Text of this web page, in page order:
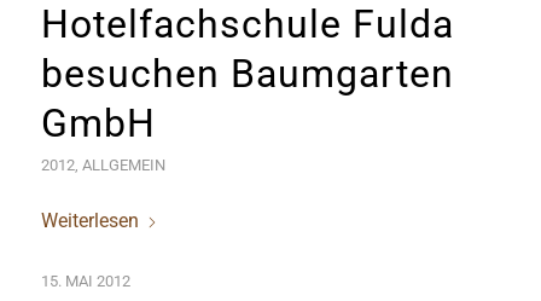
Hotelfachschule Fulda
besuchen Baumgarten
GmbH
2012, ALLGEMEIN
Weiterlesen
15. MAI 2012